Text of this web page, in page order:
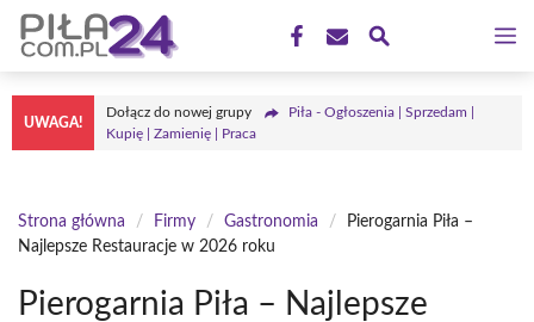
Przejdź
treści
UWAGA!
Dołącz do nowej grupy
Piła - Ogłoszenia | Sprzedam |
Kupię | Zamienię | Praca
Strona główna / Firmy / Gastronomia /
Pierogarnia Piła –
Najlepsze Restauracje w 2026 roku
Pierogarnia Piła – Najlepsze